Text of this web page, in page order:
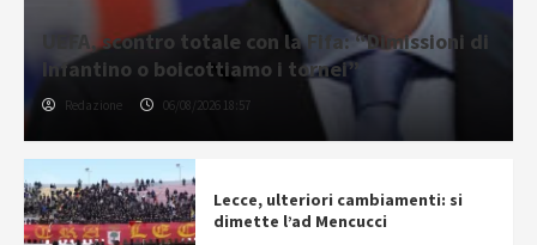
UEFA, scontro totale con la Fifa: “Dimissioni di
Infantino o boicottiamo i tornei”
Redazione 06/08/2026 18:57
Lecce, ulteriori cambiamenti: si
dimette l’ad Mencucci